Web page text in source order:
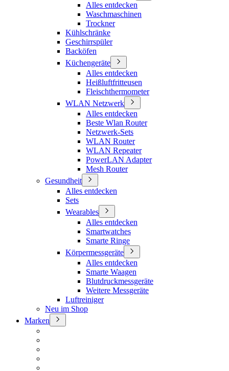
Alles entdecken
Waschmaschinen
Trockner
Kühlschränke
Geschirrspüler
Backöfen
Küchengeräte
Alles entdecken
Heißluftfritteusen
Fleischthermometer
WLAN Netzwerk
Alles entdecken
Beste Wlan Router
Netzwerk-Sets
WLAN Router
WLAN Repeater
PowerLAN Adapter
Mesh Router
Gesundheit
Alles entdecken
Sets
Wearables
Alles entdecken
Smartwatches
Smarte Ringe
Körpermessgeräte
Alles entdecken
Smarte Waagen
Blutdruckmessgeräte
Weitere Messgeräte
Luftreiniger
Neu im Shop
Marken